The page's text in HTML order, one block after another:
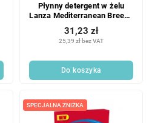
Płynny detergent w żelu
Lanza Mediterranean Breeze
do prania białych i
kolorowych tkanin 40 PD 2 l
25,39 zł bez VAT
31,23 zł
Do koszyka
SPECJALNA ZNIŻKA